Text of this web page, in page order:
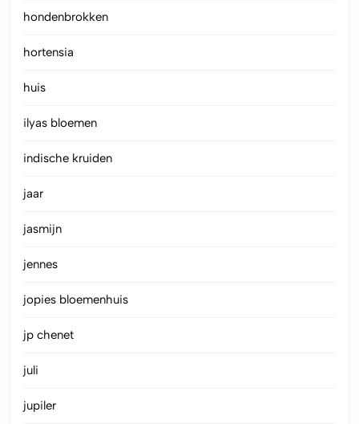
hondenbrokken
hortensia
huis
ilyas bloemen
indische kruiden
jaar
jasmijn
jennes
jopies bloemenhuis
jp chenet
juli
jupiler